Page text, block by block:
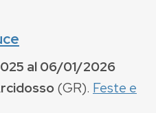
al06/01/2026
(GR). Feste e